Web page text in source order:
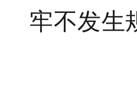
牢不发生